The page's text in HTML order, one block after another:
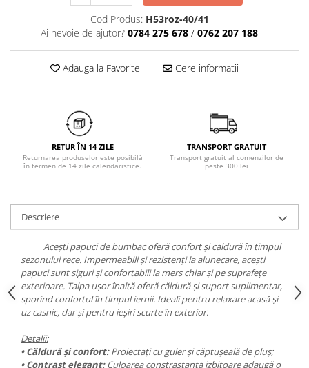
Dresuri
Chiloți clasici
Chiloți tanga
Pret unic 9.99 Lei
Seturi și Compleuri
Cod Produs: H53roz-40/41
Ai nevoie de ajutor? 0784 275 678 / 0762 207 188
Adauga la Favorite Cere informatii
RETUR ÎN 14 ZILE
Returnarea produselor este posibilă
în termen de 14 zile calendaristice.
TRANSPORT GRATUIT
Transport gratuit al comenzilor de
peste 300 lei
Descriere
Acești papuci de bumbac oferă confort și căldură în timpul
sezonului rece. Impermeabili și rezistenți la alunecare, acești
papuci sunt siguri și confortabili la mers chiar și pe suprafețe
exterioare. Talpa ușor înaltă oferă căldură și suport suplimentar,
sporind confortul în timpul iernii. Ideali pentru relaxare acasă și
uz casnic, dar și pentru ieșiri scurte în exterior.
Detalii:
• Căldură și confort:Proiectați cu guler și căptușeală de pluș;
• Contrast elegant:Culoarea constrastantă izbitoare adaugă o